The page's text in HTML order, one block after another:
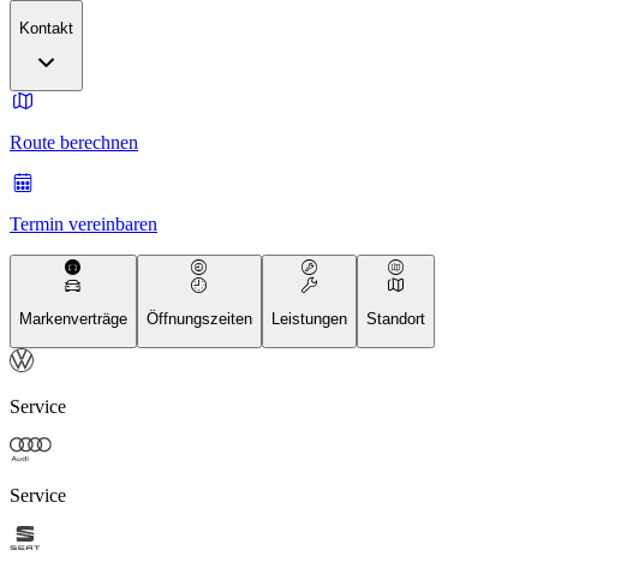
Kontakt
Route berechnen
Termin vereinbaren
Markenverträge Öffnungszeiten Leistungen Standort
Service
Service